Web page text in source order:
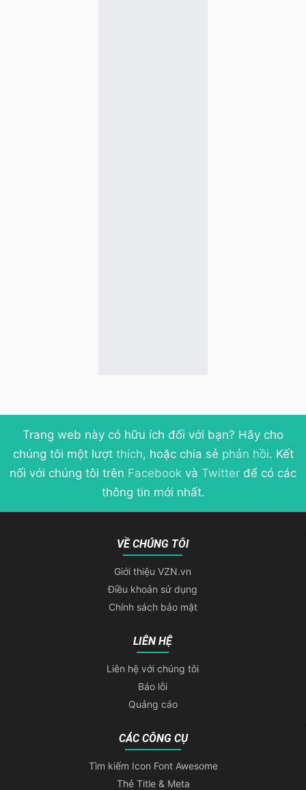
Trang web này có hữu ích đối với bạn? Hãy cho
chúng tôi một lượt thích, hoặc chia sẻ phản hồi. Kết
nối với chúng tôi trên Facebook và Twitter để có các
thông tin mới nhất.
VỀ CHÚNG TÔI
Giới thiệu VZN.vn
Điều khoản sử dụng
Chính sách bảo mật
LIÊN HỆ
Liên hệ với chúng tôi
Báo lỗi
Quảng cáo
CÁC CÔNG CỤ
Tìm kiếm Icon Font Awesome
Thẻ Title & Meta